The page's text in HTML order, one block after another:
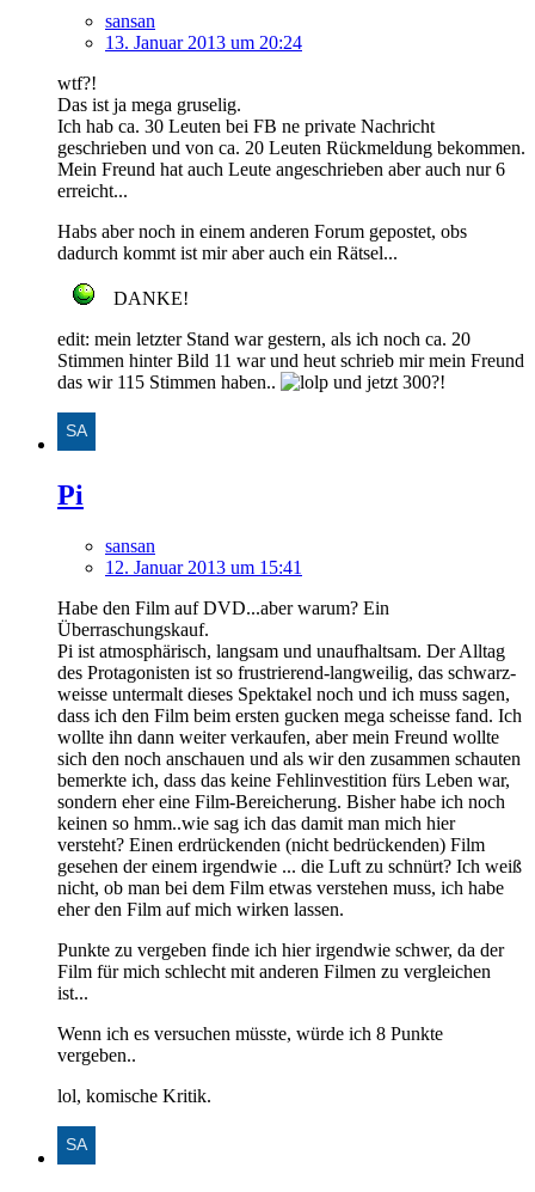
sansan
13. Januar 2013 um 20:24
wtf?!
Das ist ja mega gruselig.
Ich hab ca. 30 Leuten bei FB ne private Nachricht
geschrieben und von ca. 20 Leuten Rückmeldung bekommen.
Mein Freund hat auch Leute angeschrieben aber auch nur 6
erreicht...
Habs aber noch in einem anderen Forum gepostet, obs
dadurch kommt ist mir aber auch ein Rätsel...
DANKE!
edit: mein letzter Stand war gestern, als ich noch ca. 20
Stimmen hinter Bild 11 war und heut schrieb mir mein Freund
das wir 115 Stimmen haben..
und jetzt 300?!
Pi
sansan
12. Januar 2013 um 15:41
Habe den Film auf DVD...aber warum? Ein
Überraschungskauf.
Pi ist atmosphärisch, langsam und unaufhaltsam. Der Alltag
des Protagonisten ist so frustrierend-langweilig, das schwarz-
weisse untermalt dieses Spektakel noch und ich muss sagen,
dass ich den Film beim ersten gucken mega scheisse fand. Ich
wollte ihn dann weiter verkaufen, aber mein Freund wollte
sich den noch anschauen und als wir den zusammen schauten
bemerkte ich, dass das keine Fehlinvestition fürs Leben war,
sondern eher eine Film-Bereicherung. Bisher habe ich noch
keinen so hmm..wie sag ich das damit man mich hier
versteht? Einen erdrückenden (nicht bedrückenden) Film
gesehen der einem irgendwie ... die Luft zu schnürt? Ich weiß
nicht, ob man bei dem Film etwas verstehen muss, ich habe
eher den Film auf mich wirken lassen.
Punkte zu vergeben finde ich hier irgendwie schwer, da der
Film für mich schlecht mit anderen Filmen zu vergleichen
ist...
Wenn ich es versuchen müsste, würde ich 8 Punkte
vergeben..
lol, komische Kritik.